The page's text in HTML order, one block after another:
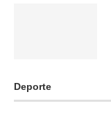
Deporte